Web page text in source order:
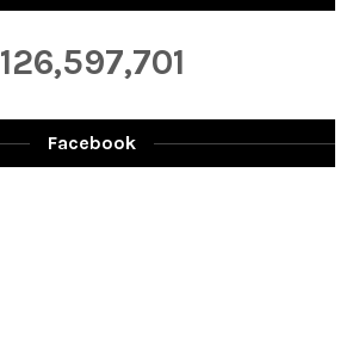
126,597,701
Facebook